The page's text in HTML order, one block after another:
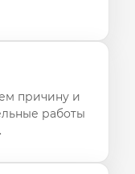
причину и
работы